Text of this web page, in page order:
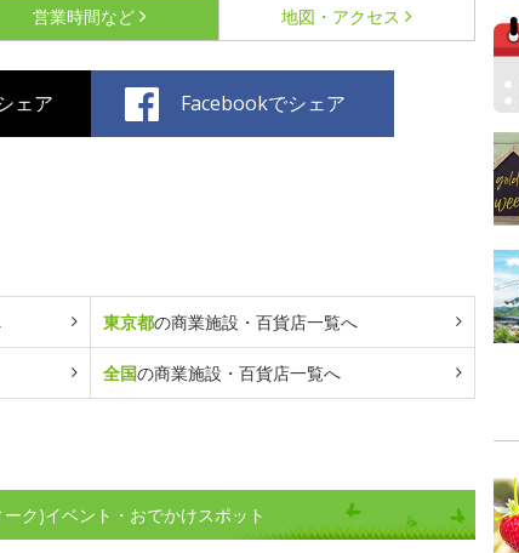
営業時間など 地図・アクセス
ェア Facebookでシェア
東京都の商業施設・百貨店一覧へ
全国の商業施設・百貨店一覧へ
ク)イベント・おでかけスポット